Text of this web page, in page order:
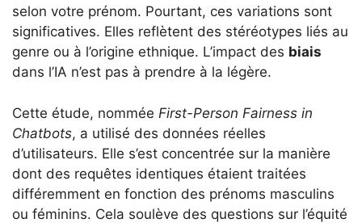
selon votre prénom. Pourtant, ces variations sont
significatives. Elles reflètent des stéréotypes liés au
genre ou à l’origine ethnique. L’impact des biais
dans l’IA n’est pas à prendre à la légère.
Cette étude, nommée First-Person Fairness in
Chatbots, a utilisé des données réelles
d’utilisateurs. Elle s’est concentrée sur la manière
dont des requêtes identiques étaient traitées
différemment en fonction des prénoms masculins
ou féminins. Cela soulève des questions sur l’équité